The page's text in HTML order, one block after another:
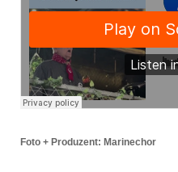
Foto + Produzent: Marinechor